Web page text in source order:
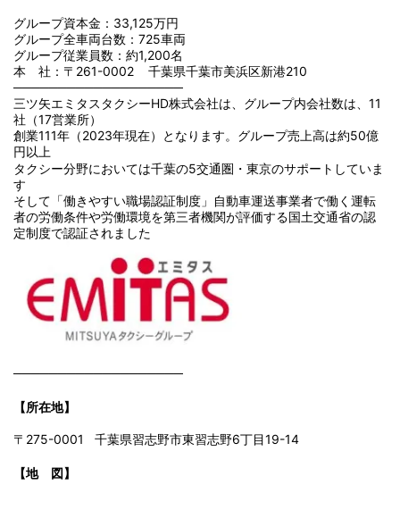
グループ資本金：33,125万円
グループ全車両台数：725車両
グループ従業員数：約1,200名
本 社：〒261-0002 千葉県千葉市美浜区新港210
───────────────────
三ツ矢エミタスタクシーHD株式会社は、グループ内会社数は、11
社（17営業所）
創業111年（2023年現在）となります。グループ売上高は約50億
円以上
タクシー分野においては千葉の5交通圏・東京のサポートしていま
す
そして「働きやすい職場認証制度」自動車運送事業者で働く運転
者の労働条件や労働環境を第三者機関が評価する国土交通省の認
定制度で認証されました
───────────────────
【所在地】
〒275-0001 千葉県習志野市東習志野6丁目19-14
【地 図】